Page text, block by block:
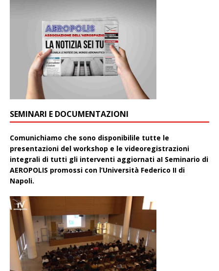
SEMINARI E DOCUMENTAZIONI
Comunichiamo che sono disponibilile tutte le
presentazioni del workshop e le videoregistrazioni
integrali di tutti gli interventi aggiornati aI Seminario di
AEROPOLIS promossi con l’Università Federico II di
Napoli.